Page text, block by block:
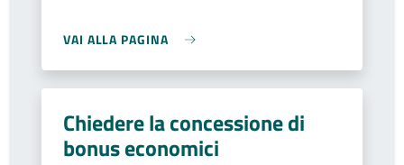
VAI ALLA PAGINA
Chiedere la concessione di
bonus economici